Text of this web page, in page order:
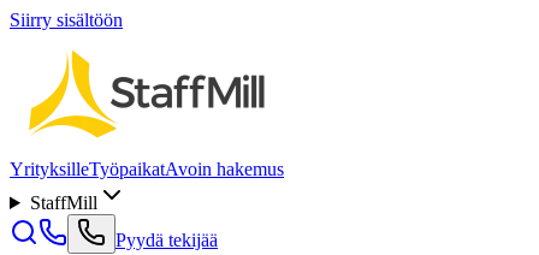
Siirry sisältöön
YrityksilleTyöpaikatAvoin hakemus
StaffMill
Pyydä tekijää